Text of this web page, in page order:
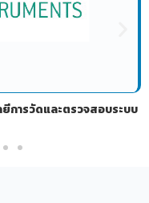
การวัดและตรวจสอบระบบ